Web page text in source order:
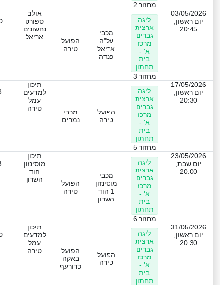
מחזור 2
03/05/2026
יום ראשון,
20:45
ליגה
ארצית
גברים
מרכז
א' -
בית
תחתון
מחזור 3
מכבי
על"ה
אריאל
פנדה
הפועל
טירה
אולם
ספורט
נחשונים
אריאל
17/05/2026
יום ראשון,
20:30
ליגה
ארצית
גברים
מרכז
א' -
בית
תחתון
מחזור 5
הפועל
טירה
מכבי
נמרים
תיכון
למדעים
עמל
טירה
23/05/2026
יום שבת,
20:00
ליגה
ארצית
גברים
מרכז
א' -
בית
תחתון
מחזור 6
מכבי
מוסינזון
1 הוד
השרון
הפועל
טירה
תיכון
מוסינזון
הוד
השרון
31/05/2026
יום ראשון,
20:30
ליגה
ארצית
גברים
מרכז
א' -
בית
תחתון
הפועל
טירה
הפועל
באקה
כדורעף
תיכון
למדעים
עמל
טירה